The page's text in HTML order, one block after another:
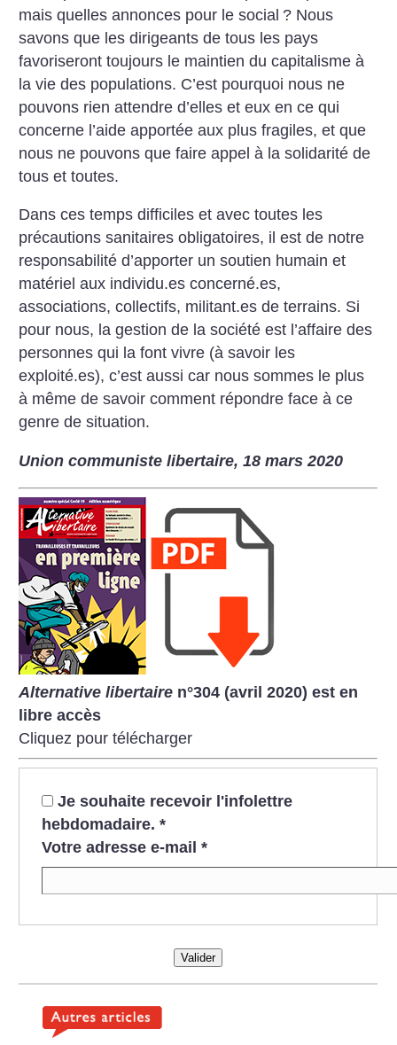
mais quelles annonces pour le social ? Nous
savons que les dirigeants de tous les pays
favoriseront toujours le maintien du capitalisme à
la vie des populations. C’est pourquoi nous ne
pouvons rien attendre d’elles et eux en ce qui
concerne l’aide apportée aux plus fragiles, et que
nous ne pouvons que faire appel à la solidarité de
tous et toutes.
Dans ces temps difficiles et avec toutes les
précautions sanitaires obligatoires, il est de notre
responsabilité d’apporter un soutien humain et
matériel aux individu.es concerné.es,
associations, collectifs, militant.es de terrains. Si
pour nous, la gestion de la société est l’affaire des
personnes qui la font vivre (à savoir les
exploité.es), c’est aussi car nous sommes le plus
à même de savoir comment répondre face à ce
genre de situation.
Union communiste libertaire, 18 mars 2020
Alternative libertaire n°304 (avril 2020) est en
libre accès
Cliquez pour télécharger
Je souhaite recevoir l'infolettre
hebdomadaire. *
Votre adresse e-mail *
Valider